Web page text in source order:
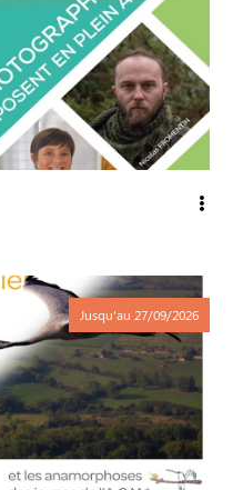
Jusqu'au 27/09/2026